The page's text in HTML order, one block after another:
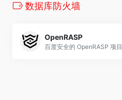
数据库防火墙
OpenRASP
百度安全的 OpenRASP 项目